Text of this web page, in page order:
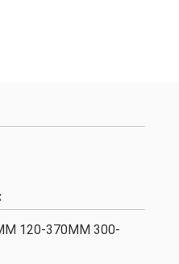
120-370MM 300-